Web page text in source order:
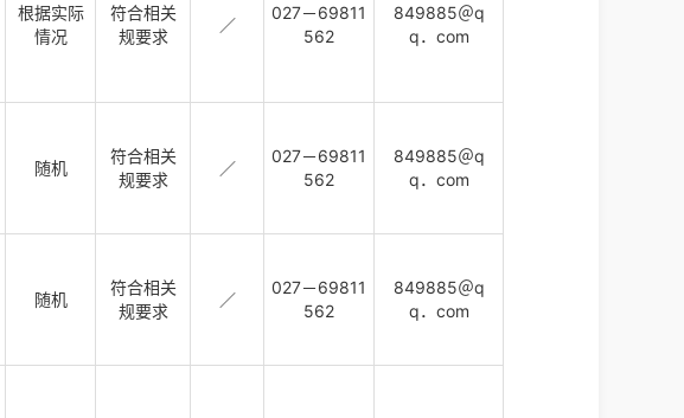
根据实际
情况
符合相关
规要求
／
027－69811
562
849885＠q
q．com
随机
符合相关
规要求
／
027－69811
562
849885＠q
q．com
随机
符合相关
规要求
／
027－69811
562
849885＠q
q．com